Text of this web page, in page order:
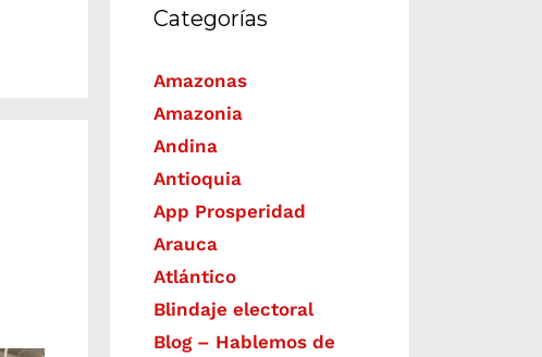
Categorías
Amazonas
Amazonia
Andina
Antioquia
App Prosperidad
Arauca
Atlántico
Blindaje electoral
Blog – Hablemos de